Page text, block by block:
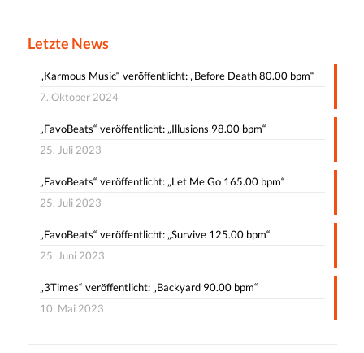
Letzte News
„Karmous Music“ veröffentlicht: „Before Death 80.00 bpm“
7. Oktober 2024
„FavoBeats“ veröffentlicht: „Illusions 98.00 bpm“
25. Juli 2023
„FavoBeats“ veröffentlicht: „Let Me Go 165.00 bpm“
25. Juli 2023
„FavoBeats“ veröffentlicht: „Survive 125.00 bpm“
25. Juni 2023
„3Times“ veröffentlicht: „Backyard 90.00 bpm“
10. Mai 2023